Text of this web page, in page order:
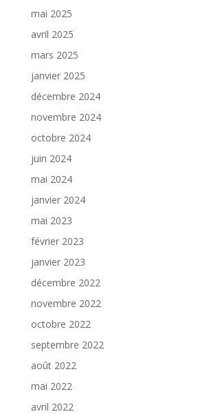
mai 2025
avril 2025
mars 2025
janvier 2025
décembre 2024
novembre 2024
octobre 2024
juin 2024
mai 2024
janvier 2024
mai 2023
février 2023
janvier 2023
décembre 2022
novembre 2022
octobre 2022
septembre 2022
août 2022
mai 2022
avril 2022